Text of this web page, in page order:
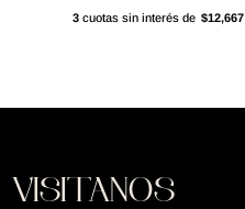
3 cuotas sin interés de $12,667
VISITANOS